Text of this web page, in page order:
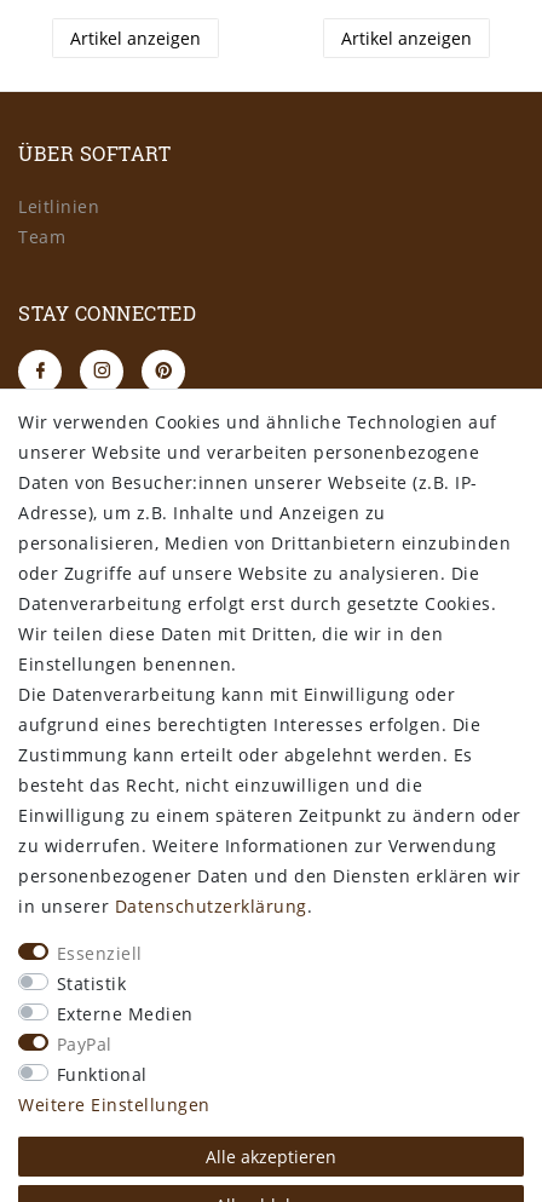
Artikel anzeigen Artikel anzeigen
ÜBER SOFTART
Leitlinien
Team
STAY CONNECTED
RECHTLICHES
AGB
Datenschutz
Impressum
Widerrufsbelehrung
Bestellung widerrufen
ALLGEMEINES
Kontakt
Zahlungsarten
Versand & Lieferzeit
Newsletter-Anmeldung
Kostengünstige Ledermuster
kostenfreier Versand ab 50€ in Deutschland
kostengünstige Leder-Musterstücke
kostenlose Beratung* +49 (0) 75 74 / 93 28 19
große SoftArt® Lederauswahl
große Farbvielfalt für alle SoftArt® Leder
* Mo. - Do. 8:00 - 12:30 und 13:15 - 16:30 Uhr
Wir verwenden Cookies und ähnliche Technologien auf
unserer Website und verarbeiten personenbezogene
Daten von Besucher:innen unserer Webseite (z.B. IP-
Adresse), um z.B. Inhalte und Anzeigen zu
personalisieren, Medien von Drittanbietern einzubinden
oder Zugriffe auf unsere Website zu analysieren. Die
Datenverarbeitung erfolgt erst durch gesetzte Cookies.
Wir teilen diese Daten mit Dritten, die wir in den
Einstellungen benennen.
Die Datenverarbeitung kann mit Einwilligung oder
aufgrund eines berechtigten Interesses erfolgen. Die
Zustimmung kann erteilt oder abgelehnt werden. Es
besteht das Recht, nicht einzuwilligen und die
Einwilligung zu einem späteren Zeitpunkt zu ändern oder
zu widerrufen. Weitere Informationen zur Verwendung
personenbezogener Daten und den Diensten erklären wir
in unserer Daten­schutz­erklärung.
Essenziell
Statistik
Externe Medien
PayPal
Funktional
Weitere Einstellungen
Alle akzeptieren